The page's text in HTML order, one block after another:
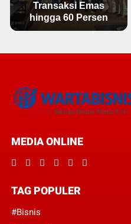
Transaksi Emas
hingga 60 Persen
MEDIA ONLINE
TAG POPULER
#Bisnis